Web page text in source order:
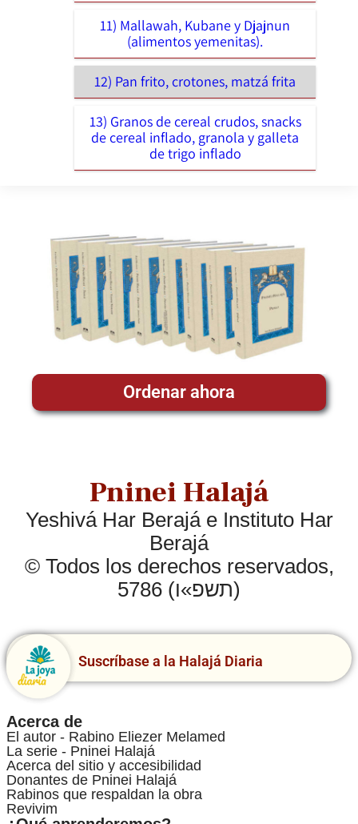
11) Mallawah, Kubane y Djajnun
(alimentos yemenitas).
12) Pan frito, crotones, matzá frita
13) Granos de cereal crudos, snacks
de cereal inflado, granola y galleta
de trigo inflado
Ordenar ahora
Pninei Halajá
Yeshivá Har Berajá e Instituto Har
Berajá
© Todos los derechos reservados,
5786 (תשפ»ו)
Suscríbase a la Halajá Diaria
Acerca de
El autor - Rabino Eliezer Melamed
La serie - Pninei Halajá
Acerca del sitio y accesibilidad
Donantes de Pninei Halajá
Rabinos que respaldan la obra
Revivim